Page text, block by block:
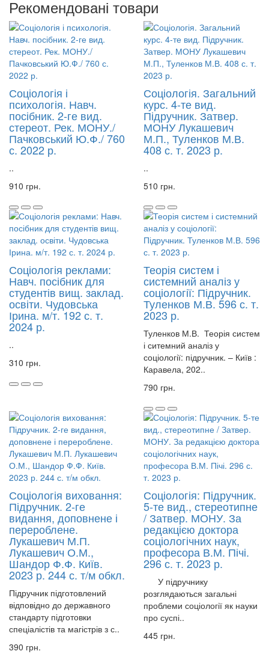
Рекомендовані товари
Соціологія і
психологія. Навч.
посібник. 2-ге вид.
стереот. Рек. МОНУ./
Пачковський Ю.Ф./ 760
с. 2022 р.
..
910 грн.
Соціологія. Загальний
курс. 4-те вид.
Підручник. Затвер.
МОНУ Лукашевич
М.П., Туленков М.В.
408 с. т. 2023 р.
..
510 грн.
Соціологія реклами:
Навч. посібник для
студентів вищ. заклад.
освіти. Чудовська
Ірина. м/т. 192 с. т.
2024 р.
..
310 грн.
Теорія систем і
системний аналіз у
соціології: Підручник.
Туленков М.В. 596 с. т.
2023 р.
Туленков М.В. Теорія систем
і ситемний аналіз у
соціології: підручник. – Київ :
Каравела, 202..
790 грн.
Соціологія виховання:
Підручник. 2-ге
видання, доповнене і
перероблене.
Лукашевич М.П.
Лукашевич О.М.,
Шандор Ф.Ф. Київ.
2023 р. 244 с. т/м обкл.
Підручник підготовлений
відповідно до державного
стандарту підготовки
спеціалістів та магістрів з с..
390 грн.
Соціологія: Підручник.
5-те вид., стереотипне
/ Затвер. МОНУ. За
редакцією доктора
соціологічних наук,
професора В.М. Пічі.
296 с. т. 2023 р.
У підручнику
розглядаються загальні
проблеми соціології як науки
про суспі..
445 грн.